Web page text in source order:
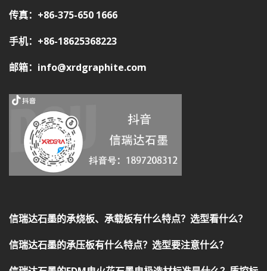
传真：+86-375-650 1666
手机：+86-18625368223
邮箱：info@xrdgraphite.com
信瑞达石墨的承烧板、承载板有什么特点？选型看什么？
信瑞达石墨的承压板有什么特点？选型要注意什么？